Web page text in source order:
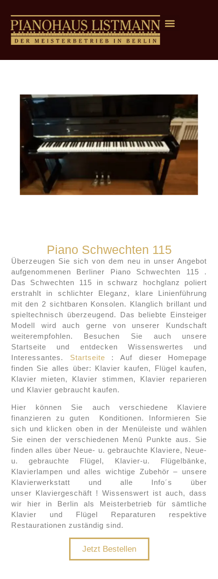
Piano Schwechten 115
Überzeugen Sie sich von dem neu in unser Angebot
aufgenommenen Berliner Piano Schwechten 115 .
Das Schwechten 115 in schwarz hochglanz poliert
erstrahlt in schlichter Eleganz, klare Linienführung
mit den 2 sichtbaren Konsolen. Klanglich brillant und
spieltechnisch überzeugend. Das beliebte Einsteiger
Modell wird auch gerne von unserer Kundschaft
weiterempfohlen. Besuchen Sie auch unsere
Startseite und entdecken Wissenswertes und
Interessantes. Startseite : Auf dieser Homepage
finden Sie alles über: Klavier kaufen, Flügel kaufen,
Klavier mieten, Klavier stimmen, Klavier reparieren
und Klavier gebraucht kaufen.
Hier können Sie auch verschiedene Klaviere
finanzieren zu guten Konditionen. Informieren Sie
sich und klicken oben in der Menüleiste und wählen
Sie einen der verschiedenen Menü Punkte aus. Sie
finden alles über Neue- u. gebrauchte Klaviere, Neue-
u. gebrauchte Flügel, Klavier-u. Flügelbänke,
Klavierlampen und alles wichtige Zubehör – unsere
Klavierwerkstatt und alle Info´s über
unser Klaviergeschäft ! Wissenswert ist auch, dass
wir hier in Berlin als Meisterbetrieb für sämtliche
Klavier und Flügel Reparaturen respektive
Restaurationen zuständig sind.
Jetzt Bestellen